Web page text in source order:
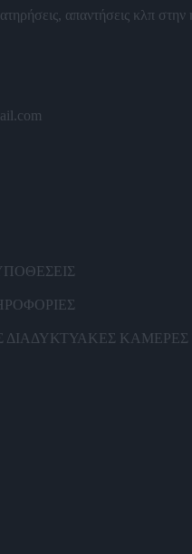
απαντήσεις κλπ στην
ΔΙΑΔΥΚΤΥΑΚΕΣ ΚΑΜΕΡΕΣ